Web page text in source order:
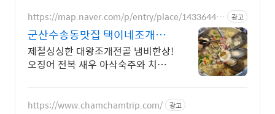
https://map.naver.com/p/entry/place/14336443 광고
군산수송동맛집 택이네조개전
골
제철싱싱한 대왕조개전골 냄비한상!
오징어 전복 새우 아삭숙주와 치즈
https://www.chamchamtrip.com/ 광고